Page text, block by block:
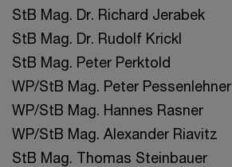
StB Mag. Dr. Richard Jerabek
StB Mag. Dr. Rudolf Krickl
StB Mag. Peter Perktold
WP/StB Mag. Peter Pessenlehner
WP/StB Mag. Hannes Rasner
WP/StB Mag. Alexander Riavitz
StB Mag. Thomas Steinbauer